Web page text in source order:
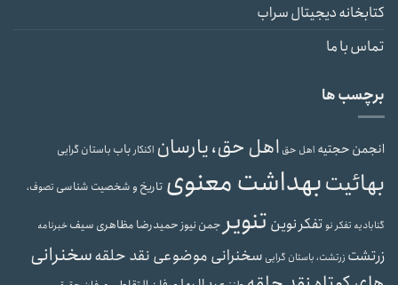
کتابخانه دیجیتال سراب
تماس با ما
برچسب ها
انجمن حجتیه اهل حق اهل حق، یارسان اکنکارباب باستان گرایی
بهائیتبهداشت معنوی تاریخ و شخصیت شناسی تصوف،
گنابادیه تفکر نوتفکر نوین تنویرجمن نیوزحمیدرضا مظاهری سیفخبرنامه
زرتشت زرتشت، باستان گرایی سخنرانی موضوعی نقد حلقهسخنرانی